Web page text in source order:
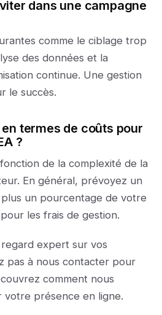
dans une campagne
comme le ciblage trop
des données et la
continue. Une gestion
le succès.
termes de coûts pour
?
de la complexité de la
En général, prévoyez un
un pourcentage de votre
les frais de gestion.
expert sur vos
pas à nous contacter pour
comment nous
votre présence en ligne.